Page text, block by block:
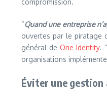
compromission.
“Quand une entreprise
ouvertes par le piratage
général deOne Identity. “
organisations
Éviter une gestion